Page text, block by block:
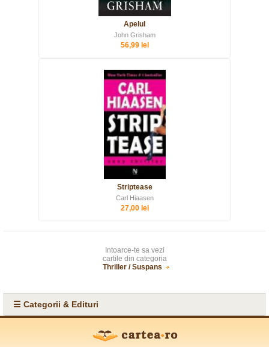
Apelul
John Grisham
56,99 lei
Striptease
Carl Hiaasen
27,00 lei
Intoarce-te sa vezi
cartile din categoria
Thriller / Suspans
☰ Categorii & Edituri